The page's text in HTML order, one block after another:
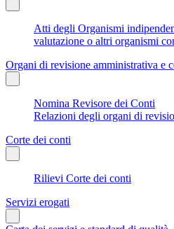
Atti degli Organismi
valutazione o altri organismi
Organi di revisione amministrativa e
Nomina Revisore dei Conti
Relazioni degli organi di
Corte dei conti
Rilievi Corte dei conti
Servizi erogati